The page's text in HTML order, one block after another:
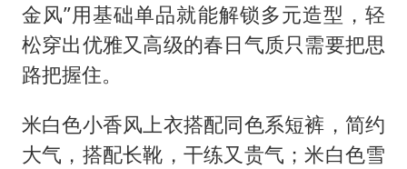
金风”用基础单品就能解锁多元造型，轻
松穿出优雅又高级的春日气质只需要把思
路把握住。
米白色小香风上衣搭配同色系短裤，简约
大气，搭配长靴，干练又贵气；米白色雪